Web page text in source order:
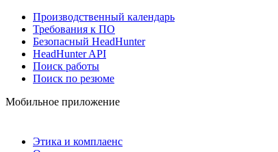
Производственный календарь
Требования к ПО
Безопасный HeadHunter
HeadHunter API
Поиск работы
Поиск по резюме
Мобильное приложение
Этика и комплаенс